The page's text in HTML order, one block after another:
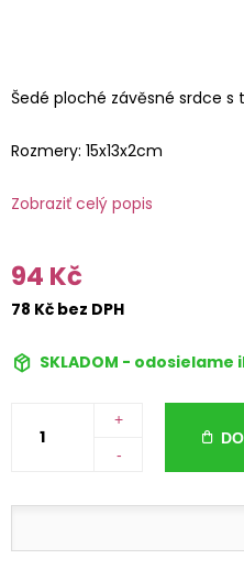
Šedé ploché závěsné srdce s
Rozmery: 15x13x2cm
Zobraziť celý popis
94 Kč
78 Kč bez DPH
SKLADOM - odosielame
+
-